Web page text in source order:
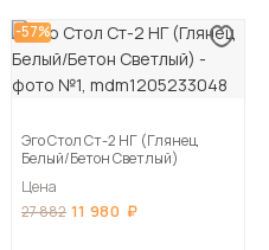
-57%
Эго Стол Ст-2 НГ (Глянец
Белый/Бетон Светлый)
Цена
27 882 11 980